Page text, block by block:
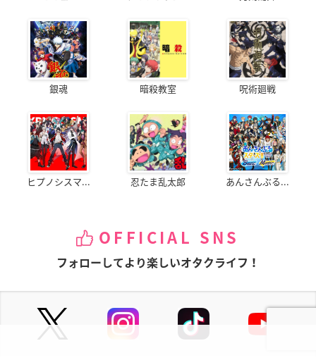
銀魂 暗殺教室 呪術廻戦
ヒプノシスマ... 忍たま乱太郎 あんさんぶる...
OFFICIAL SNS
フォローしてより楽しいオタクライフ！